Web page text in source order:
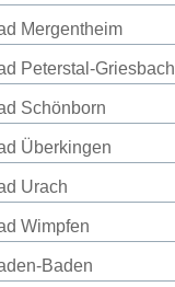
Mergentheim
Peterstal-Griesbach
Schönborn
Überkingen
Urach
Wimpfen
Baden